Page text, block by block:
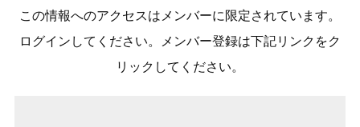
この情報へのアクセスはメンバーに限定されています。
ログインしてください。メンバー登録は下記リンクをク
リックしてください。